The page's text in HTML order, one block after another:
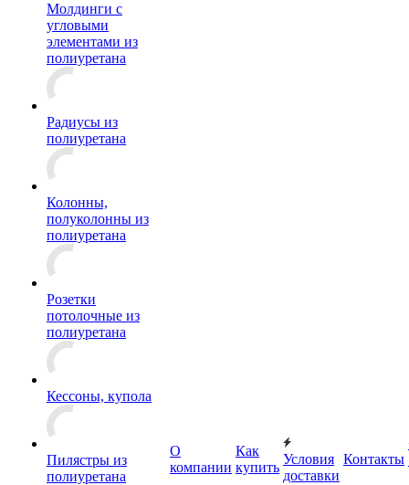
Молдинги с
угловыми
элементами из
полиуретана
Радиусы из
полиуретана
Колонны,
полуколонны из
полиуретана
Розетки
потолочные из
полиуретана
Кессоны, купола
Пилястры из
полиуретана
О
компании
Как
купить
Условия
доставки
Контакты